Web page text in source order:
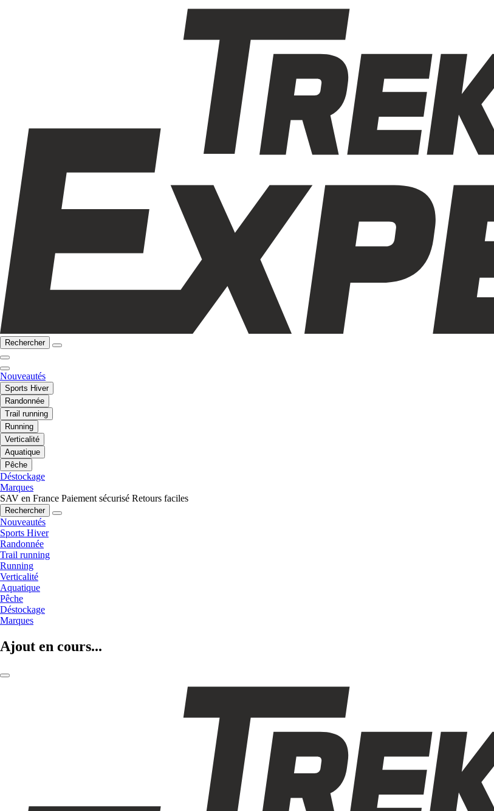
Rechercher
Nouveautés
Sports Hiver
Randonnée
Trail running
Running
Verticalité
Aquatique
Pêche
Déstockage
Marques
SAV en France Paiement sécurisé Retours faciles
Rechercher
Nouveautés
Sports Hiver
Randonnée
Trail running
Running
Verticalité
Aquatique
Pêche
Déstockage
Marques
Ajout en cours...